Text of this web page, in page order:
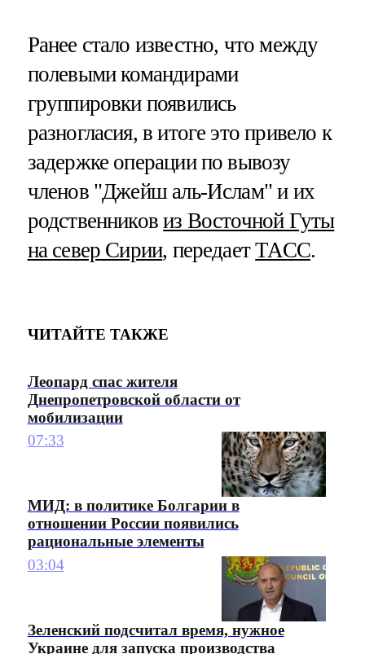
Ранее стало известно, что между
полевыми командирами
группировки появились
разногласия, в итоге это привело к
задержке операции по вывозу
членов "Джейш аль-Ислам" и их
родственниковиз Восточной Гуты
на север Сирии, передаетТАСС.
ЧИТАЙТЕ ТАКЖЕ
Леопард спас жителя
Днепропетровской области от
мобилизации
07:33
МИД: в политике Болгарии в
отношении России появились
рациональные элементы
03:04
Зеленский подсчитал время, нужное
Украине для запуска производства